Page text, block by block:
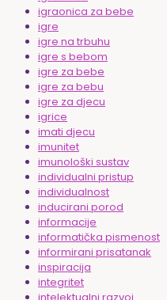
igraonica za bebe
igre
igre na trbuhu
igre s bebom
igre za bebe
igre za bebu
igre za djecu
igrice
imati djecu
imunitet
imunološki sustav
individualni pristup
individualnost
inducirani porod
informacije
informatička pismenost
informirani prisatanak
inspiracija
integritet